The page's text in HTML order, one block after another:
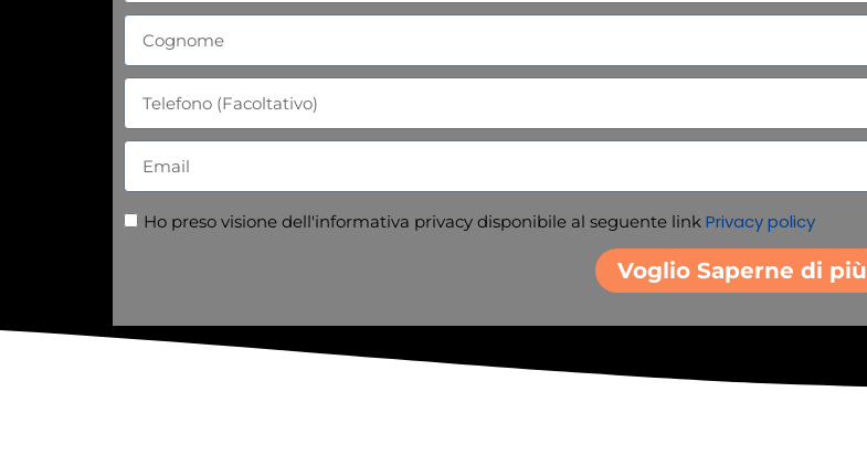
Ho preso visione dell'informativa privacy disponibile al seguente link Privacy policy
Voglio Saperne di più